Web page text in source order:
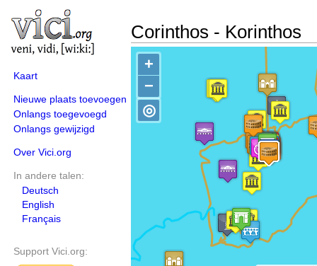
Kaart
Nieuwe plaats toevoegen
Onlangs toegevoegd
Onlangs gewijzigd
Over Vici.org
In andere talen:
Deutsch
English
Français
Support Vici.org:
Corinthos - Korinthos
+
−
◎